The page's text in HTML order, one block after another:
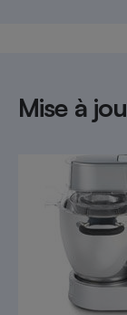
Mise à